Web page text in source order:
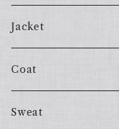
Jacket
Coat
Sweat